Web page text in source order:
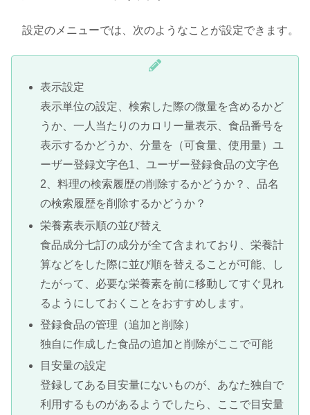
設定のメニューでは、次のようなことが設定できます。
表示設定
表示単位の設定、検索した際の微量を含めるかど
うか、一人当たりのカロリー量表示、食品番号を
表示するかどうか、分量を（可食量、使用量）ユ
ーザー登録文字色1、ユーザー登録食品の文字色
2、料理の検索履歴の削除するかどうか？、品名
の検索履歴を削除するかどうか？
栄養素表示順の並び替え
食品成分七訂の成分が全て含まれており、栄養計
算などをした際に並び順を替えることが可能、し
たがって、必要な栄養素を前に移動してすぐ見れ
るようにしておくことをおすすめします。
登録食品の管理（追加と削除）
独自に作成した食品の追加と削除がここで可能
目安量の設定
登録してある目安量にないものが、あなた独自で
利用するものがあるようでしたら、ここで目安量